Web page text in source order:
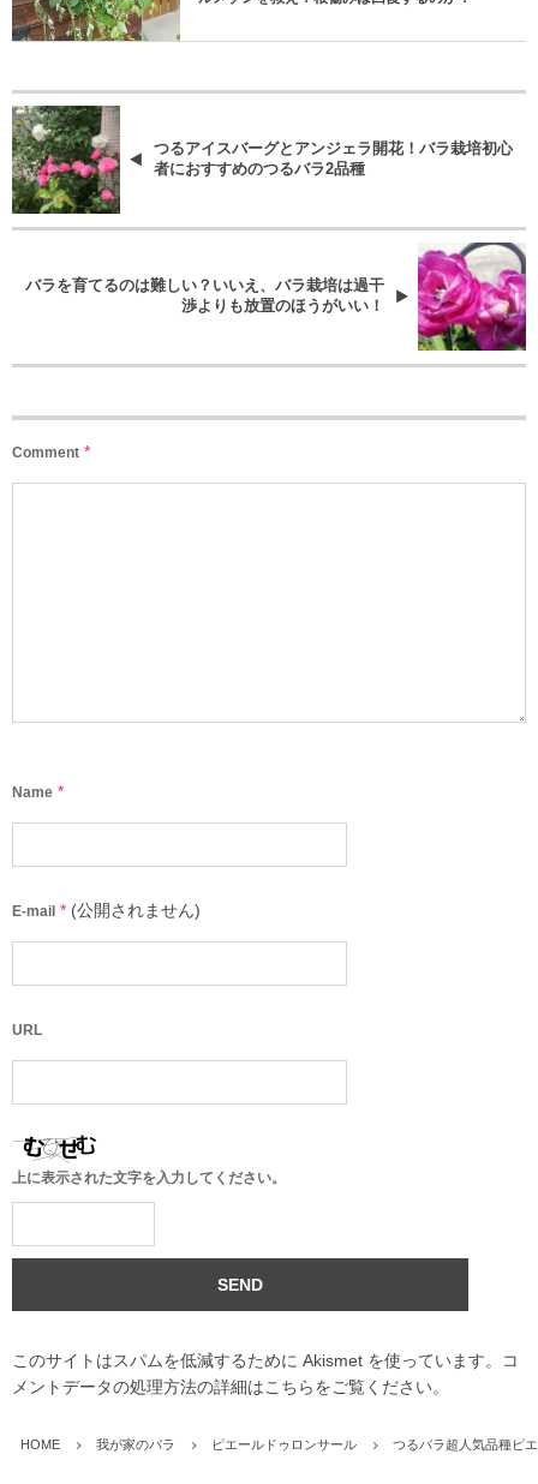
つるアイスバーグとアンジェラ開花！バラ栽培初心
者におすすめのつるバラ2品種
バラを育てるのは難しい？いいえ、バラ栽培は過干
渉よりも放置のほうがいい！
Comment *
Name *
E-mail * (公開されません)
URL
上に表示された文字を入力してください。
このサイトはスパムを低減するために Akismet を使っています。
コ
メントデータの処理方法の詳細はこちらをご覧ください。
HOME 我が家のバラ ピエールドゥロンサール つるバラ超人気品種ピ